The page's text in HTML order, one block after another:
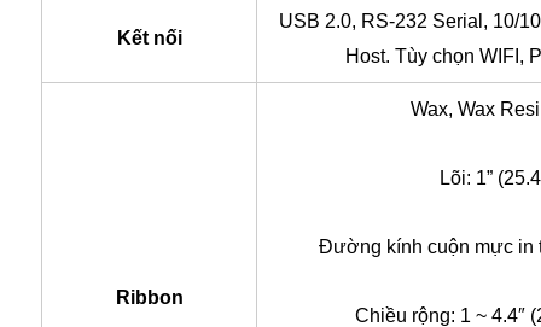
Kết nối
USB 2.0, RS-232 Serial, 10/
Host. Tùy chọn WIFI,
Ribbon
Wax, Wax
Lõi: 1”
Đường kính cuộn mực in
Chiều rộng: 1 ~ 4.4″